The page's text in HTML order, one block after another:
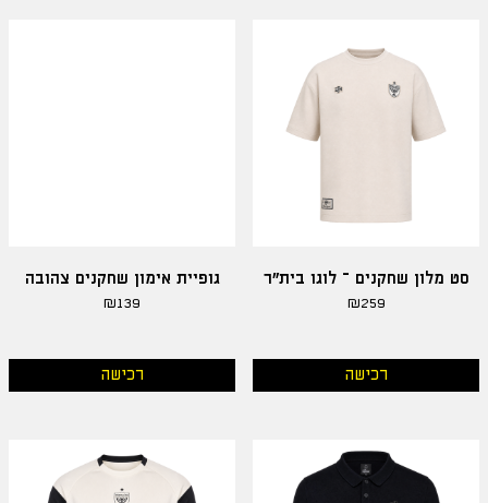
סט מלון שחקנים – לוגו בית"ר
₪259
רכישה
גופיית אימון שחקנים צהובה
₪139
רכישה